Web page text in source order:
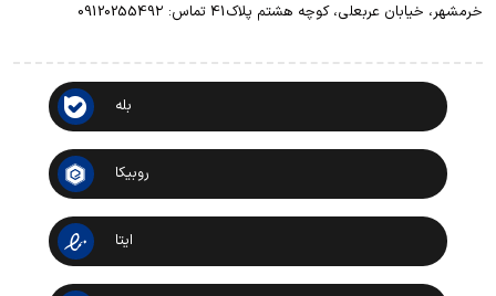
خرمشهر، خیابان عربعلی، کوچه هشتم پلاک41 تماس: 0912025549۲
بله
روبیکا
ایتا